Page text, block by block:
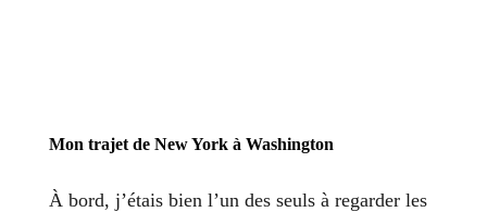
Mon trajet de New York à Washington
À bord, j’étais bien l’un des seuls à regarder les